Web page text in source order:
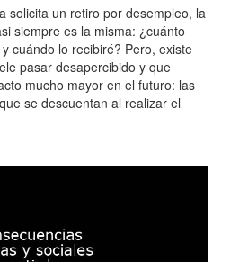
solicita un retiro por desempleo, la
siempre es la misma: ¿cuánto
cuándo lo recibiré? Pero, existe
pasar desapercibido y que
mucho mayor en el futuro: las
se descuentan al realizar el